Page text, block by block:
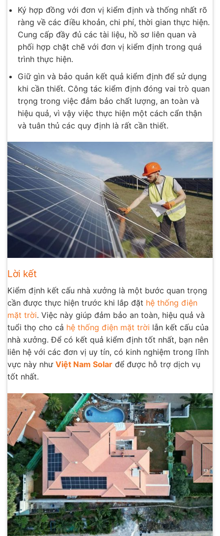
Ký hợp đồng với đơn vị kiểm định và thống nhất rõ
ràng về các điều khoản, chi phí, thời gian thực hiện.
Cung cấp đầy đủ các tài liệu, hồ sơ liên quan và
phối hợp chặt chẽ với đơn vị kiểm định trong quá
trình thực hiện.
Giữ gìn và bảo quản kết quả kiểm định để sử dụng
khi cần thiết. Công tác kiểm định đóng vai trò quan
trọng trong việc đảm bảo chất lượng, an toàn và
hiệu quả, vì vậy việc thực hiện một cách cẩn thận
và tuân thủ các quy định là rất cần thiết.
Lời kết
Kiểm định kết cấu nhà xưởng là một bước quan trọng
cần được thực hiện trước khi lắp đặt hệ thống điện
mặt trời. Việc này giúp đảm bảo an toàn, hiệu quả và
tuổi thọ cho cả hệ thống điện mặt trời lẫn kết cấu của
nhà xưởng. Để có kết quả kiểm định tốt nhất, bạn nên
liên hệ với các đơn vị uy tín, có kinh nghiệm trong lĩnh
vực này như Việt Nam Solar để được hỗ trợ dịch vụ
tốt nhất.